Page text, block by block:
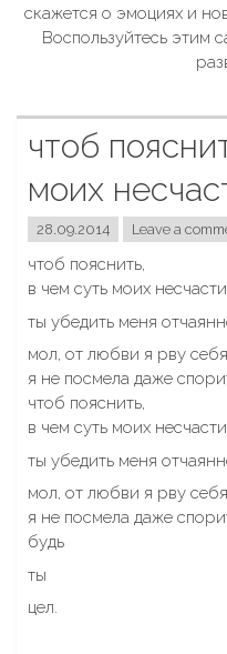
скажется о эмоциях и
Воспользуйтесь этим
чтоб
моих
28.09.2014 Leave a
чтоб пояснить,
в чем суть моих
ты убедить меня
мол, от любви я рву
я не посмела даже
чтоб пояснить,
в чем суть моих
ты убедить меня
мол, от любви я рву
я не посмела даже
будь
ты
цел.